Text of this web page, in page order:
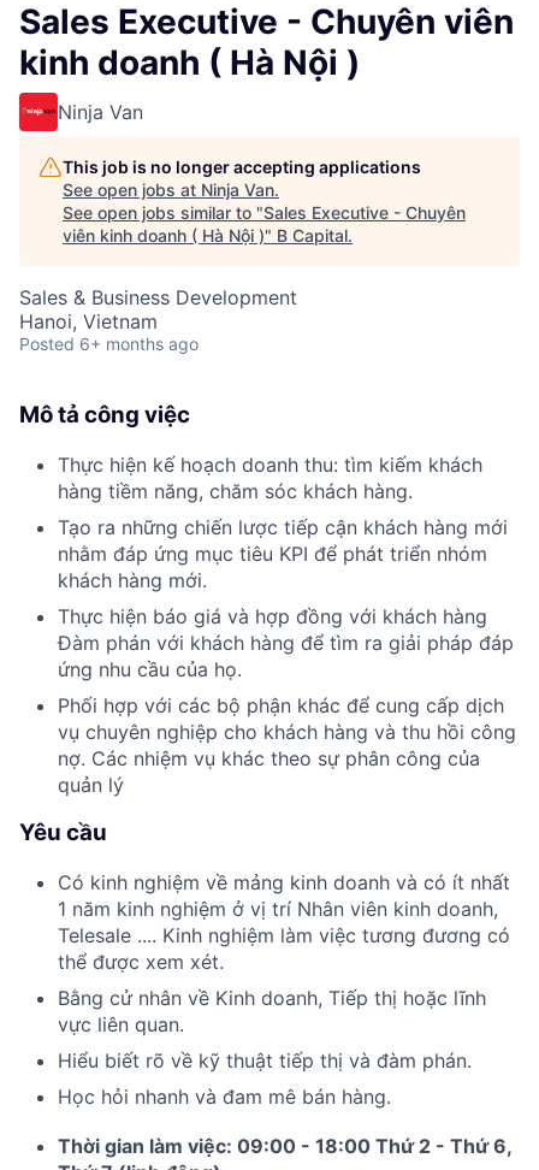
Sales Executive - Chuyên viên
kinh doanh ( Hà Nội )
Ninja Van
This job is no longer accepting applications
See open jobs at Ninja Van.
See open jobs similar to "Sales Executive - Chuyên
viên kinh doanh ( Hà Nội )" B Capital.
Sales & Business Development
Hanoi, Vietnam
Posted 6+ months ago
Mô tả công việc
Thực hiện kế hoạch doanh thu: tìm kiếm khách
hàng tiềm năng, chăm sóc khách hàng.
Tạo ra những chiến lược tiếp cận khách hàng mới
nhằm đáp ứng mục tiêu KPI để phát triển nhóm
khách hàng mới.
Thực hiện báo giá và hợp đồng với khách hàng
Đàm phán với khách hàng để tìm ra giải pháp đáp
ứng nhu cầu của họ.
Phối hợp với các bộ phận khác để cung cấp dịch
vụ chuyên nghiệp cho khách hàng và thu hồi công
nợ. Các nhiệm vụ khác theo sự phân công của
quản lý
Yêu cầu
Có kinh nghiệm về mảng kinh doanh và có ít nhất
1 năm kinh nghiệm ở vị trí Nhân viên kinh doanh,
Telesale .... Kinh nghiệm làm việc tương đương có
thể được xem xét.
Bằng cử nhân về Kinh doanh, Tiếp thị hoặc lĩnh
vực liên quan.
Hiểu biết rõ về kỹ thuật tiếp thị và đàm phán.
Học hỏi nhanh và đam mê bán hàng.
Thời gian làm việc: 09:00 - 18:00 Thứ 2 - Thứ 6,